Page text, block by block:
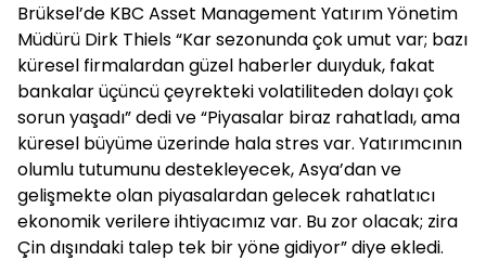
Brüksel’de KBC Asset Management Yatırım Yönetim
Müdürü Dirk Thiels “Kar sezonunda çok umut var; bazı
küresel firmalardan güzel haberler duıyduk, fakat
bankalar üçüncü çeyrekteki volatiliteden dolayı çok
sorun yaşadı” dedi ve “Piyasalar biraz rahatladı, ama
küresel büyüme üzerinde hala stres var. Yatırımcının
olumlu tutumunu destekleyecek, Asya’dan ve
gelişmekte olan piyasalardan gelecek rahatlatıcı
ekonomik verilere ihtiyacımız var. Bu zor olacak; zira
Çin dışındaki talep tek bir yöne gidiyor” diye ekledi.